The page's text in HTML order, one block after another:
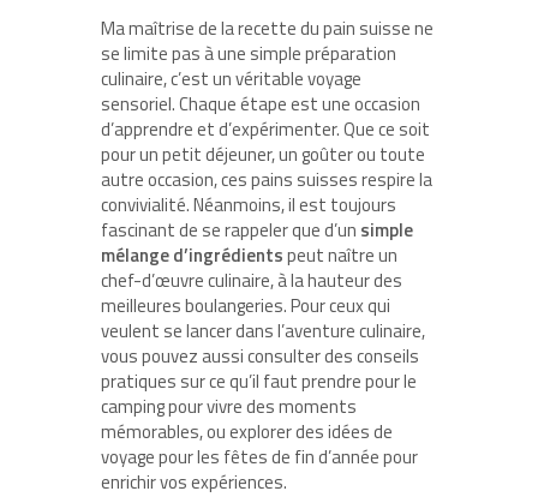
Ma maîtrise de la recette du pain suisse ne
se limite pas à une simple préparation
culinaire, c’est un véritable voyage
sensoriel. Chaque étape est une occasion
d’apprendre et d’expérimenter. Que ce soit
pour un petit déjeuner, un goûter ou toute
autre occasion, ces pains suisses respire la
convivialité. Néanmoins, il est toujours
fascinant de se rappeler que d’un simple
mélange d’ingrédientspeut naître un
chef-d’œuvre culinaire, à la hauteur des
meilleures boulangeries. Pour ceux qui
veulent se lancer dans l’aventure culinaire,
vous pouvez aussi consulter des conseils
pratiques sur ce qu’il faut prendre pour le
camping pour vivre des moments
mémorables, ou explorer des idées de
voyage pour les fêtes de fin d’année pour
enrichir vos expériences.